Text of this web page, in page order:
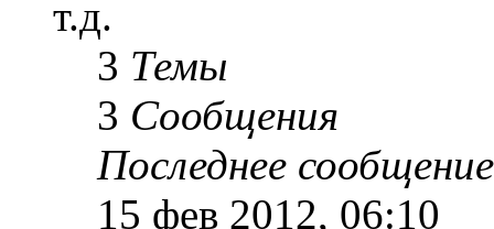
т.д.
3 Темы
3 Сообщения
Последнее сообщение
15 фев 2012, 06:10